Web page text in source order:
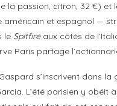
la passion, citron, 32 €) et
américain et espagnol —
le Spitfireaux côtés de
Paris partage
s’inscrivent dans
L’été parisien y obéit